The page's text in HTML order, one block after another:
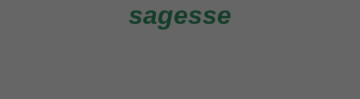
sagesse